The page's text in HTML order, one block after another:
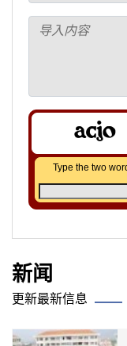
Type the two
新闻
更新最新信息